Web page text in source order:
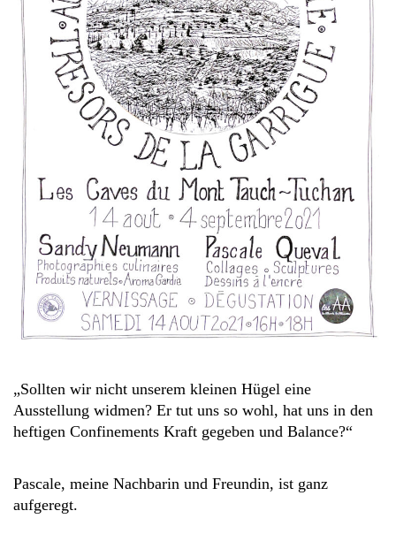
„Sollten wir nicht unserem kleinen Hügel eine
Ausstellung widmen? Er tut uns so wohl, hat uns in den
heftigen Confinements Kraft gegeben und Balance?“
Pascale, meine Nachbarin und Freundin, ist ganz
aufgeregt.